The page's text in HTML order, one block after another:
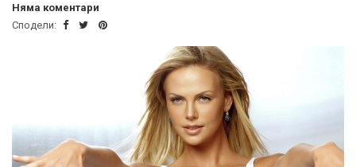
Няма коментари
Сподели: